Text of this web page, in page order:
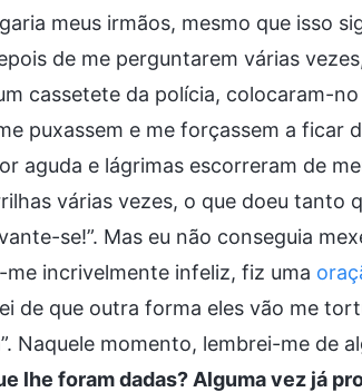
meus irmãos, mesmo que isso
de me perguntarem várias
cassetete da polícia, colocaram-
puxassem e me forçassem a ficar
aguda e lágrimas escorreram de
várias vezes, o que doeu tanto
se!”. Mas eu não conseguia
incrivelmente infeliz, fiz uma
de que outra forma eles vão me
momento, lembrei-me de
lhe foram dadas? Alguma vez já